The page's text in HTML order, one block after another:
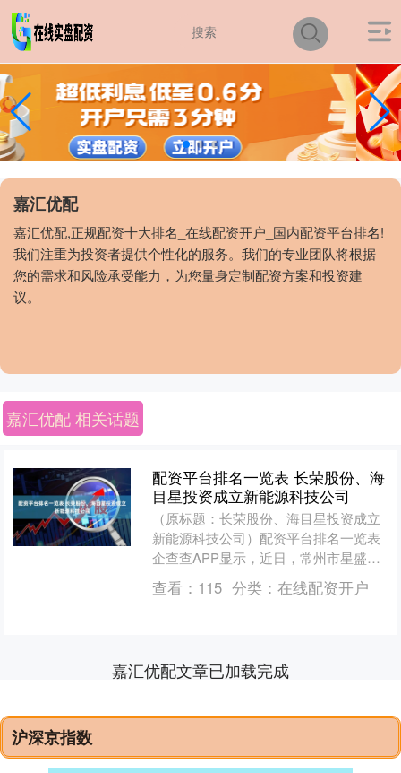
嘉汇优配
嘉汇优配,正规配资十大排名_在线配资开户_国内配资平台排名!
我们注重为投资者提供个性化的服务。我们的专业团队将根据
您的需求和风险承受能力，为您量身定制配资方案和投资建
议。
嘉汇优配 相关话题
配资平台排名一览表 长荣股份、海
目星投资成立新能源科技公司
（原标题：长荣股份、海目星投资成立
新能源科技公司）配资平台排名一览表
企查查APP显示，近日，常州市星盛新
能源科技有限公司成立，法定代表人为
吴风君，经营范围包含....
查看： 115 分类： 在线配资开户
嘉汇优配文章已加载完成
沪深京指数